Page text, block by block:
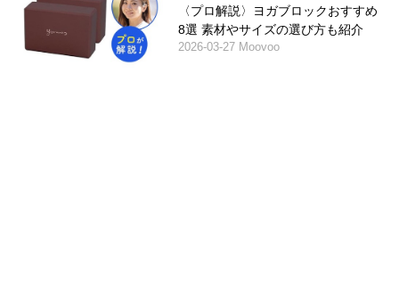
〈プロ解説〉ヨガブロックおすすめ
8選 素材やサイズの選び方も紹介
2026-03-27 Moovoo